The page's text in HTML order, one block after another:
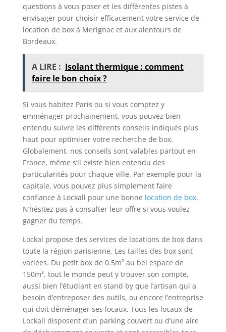
questions à vous poser et les différentes pistes à
envisager pour choisir efficacement votre service de
location de box à Merignac et aux alentours de
Bordeaux.
A LIRE : Isolant thermique : comment
faire le bon choix ?
Si vous habitez Paris ou si vous comptez y
emménager prochainement, vous pouvez bien
entendu suivre les différents conseils indiqués plus
haut pour optimiser votre recherche de box.
Globalement, nos conseils sont valables partout en
France, même s’il existe bien entendu des
particularités pour chaque ville. Par exemple pour la
capitale, vous pouvez plus simplement faire
confiance à Lockall pour une bonne location de box.
N’hésitez pas à consulter leur offre si vous voulez
gagner du temps.
Lockal propose des services de locations de box dans
toute la région parisienne. Les tailles des box sont
variées. Du petit box de 0.5m² au bel espace de
150m², tout le monde peut y trouver son compte,
aussi bien l’étudiant en stand by que l’artisan qui a
besoin d’entreposer des outils, ou encore l’entreprise
qui doit déménager ses locaux. Tous les locaux de
Lockall disposent d’un parking couvert ou d’une aire